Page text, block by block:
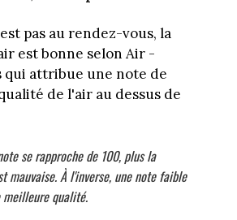
pas au rendez-vous, la
est bonne selon Air -
qui attribue une note de
de l'air au dessus de
se rapproche de 100, plus la
mauvaise. À l'inverse, une note faible
qualité.